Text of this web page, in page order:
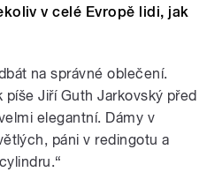
v celé Evropě lidi, jak
na správné oblečení.
píše Jiří Guth Jarkovský před
elegantní. Dámy v
páni v redingotu a